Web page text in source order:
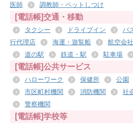
医師
調教師・ペットしつけ
[電話帳]交通・移動
タクシー ドライブイン バ
行代理店
海運・遊覧船 航空会社
道の駅
鉄道・駅 駐車場
[電話帳]公共サービス
ハローワーク 保健所 公園
市区町村機関
消防機関 社
警察機関
[電話帳]学校等